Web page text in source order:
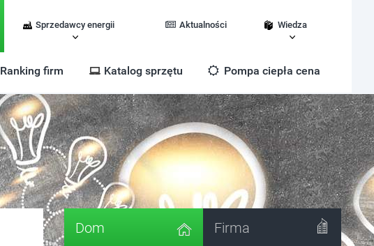
Sprzedawcy energii Aktualności Wiedza
Ranking firm Katalog sprzętu Pompa ciepła cena
Dom Firma